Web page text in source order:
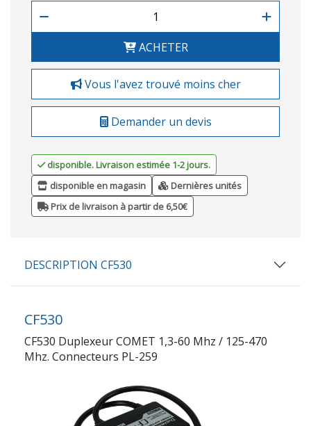
ACHETER
Vous l'avez trouvé moins cher
Demander un devis
disponible. Livraison estimée 1-2 jours.
disponible en magasin
Dernières unités
Prix de livraison à partir de 6,50€
DESCRIPTION CF530
CF530
CF530 Duplexeur COMET 1,3-60 Mhz / 125-470
Mhz. Connecteurs PL-259